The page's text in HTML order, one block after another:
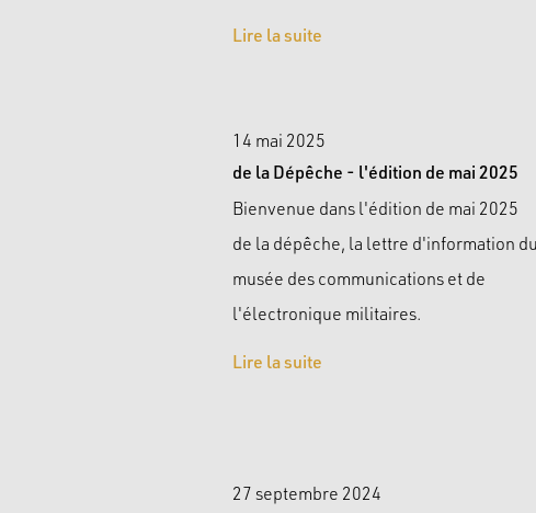
Lire la suite
14 mai 2025
de la Dépêche - l'édition de mai 2025
Bienvenue dans l'édition de mai 2025
de la dépêche, la lettre d'information du
musée des communications et de
l'électronique militaires.
Lire la suite
27 septembre 2024